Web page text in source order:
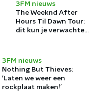
3FM nieuws
The Weeknd After
Hours Til Dawn Tour:
dit kun je verwachten
3FM nieuws
Nothing But Thieves:
‘Laten we weer een
rockplaat maken!’